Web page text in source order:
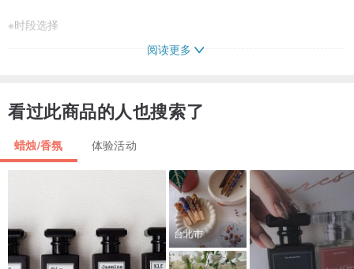
※时段选择
-------------------------------------------------------------------------------------
时段1：周六下午2:00-2:30
时段3：周六下午4:00-4:30
注意：请提前于活动时段前5分钟抵达，若迟到、活动将不会延长，以
确保下一场次消费者的权益。
阅读更多
看过此商品的人也搜索了
蜡烛/香氛 体验活动
台北市